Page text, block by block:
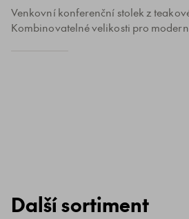
Venkovní konferenční stolek z
Kombinovatelné velikosti pro
Další sortiment